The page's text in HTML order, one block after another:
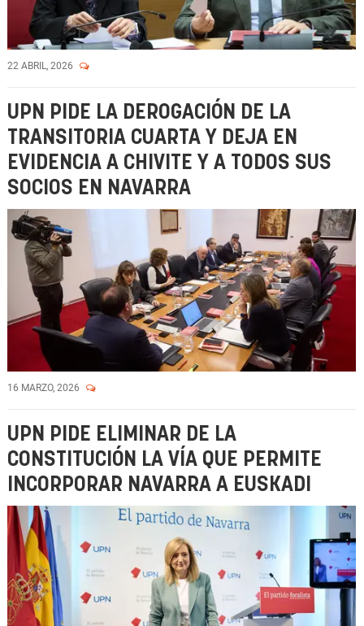
22 ABRIL, 2026
UPN PIDE LA DEROGACIÓN DE LA
TRANSITORIA CUARTA Y DEJA EN
EVIDENCIA A CHIVITE Y A TODOS SUS
SOCIOS EN NAVARRA
16 MARZO, 2026
UPN PIDE ELIMINAR DE LA
CONSTITUCIÓN LA VÍA QUE PERMITE
INCORPORAR NAVARRA A EUSKADI